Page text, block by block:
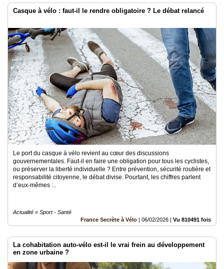
Casque à vélo : faut-il le rendre obligatoire ? Le débat relancé
Le port du casque à vélo revient au cœur des discussions
gouvernementales. Faut-il en faire une obligation pour tous les cyclistes,
ou préserver la liberté individuelle ? Entre prévention, sécurité routière et
responsabilité citoyenne, le débat divise. Pourtant, les chiffres parlent
d’eux-mêmes :..
Actualité » Sport - Santé
France Secrète à Vélo | 06/02/2026 | Vu 810491 fois
La cohabitation auto-vélo est-il le vrai frein au développement
en zone urbaine ?